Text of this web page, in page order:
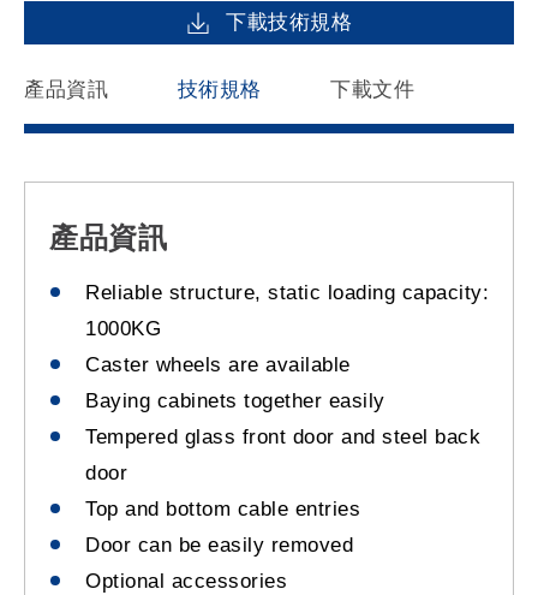
下載技術規格
產品資訊 技術規格 下載文件
產品資訊
Reliable structure, static loading capacity:
1000KG
Caster wheels are available
Baying cabinets together easily
Tempered glass front door and steel back
door
Top and bottom cable entries
Door can be easily removed
Optional accessories